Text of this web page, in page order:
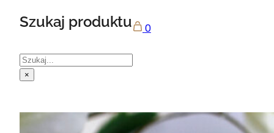
Szukaj produktu
Szukaj
×
0